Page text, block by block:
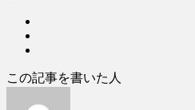
この記事を書いた人